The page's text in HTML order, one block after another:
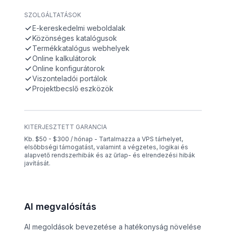
SZOLGÁLTATÁSOK
E-kereskedelmi weboldalak
Közönséges katalógusok
Termékkatalógus webhelyek
Online kalkulátorok
Online konfigurátorok
Viszonteladói portálok
Projektbecslő eszközök
KITERJESZTETT GARANCIA
Kb. $50 - $300 / hónap - Tartalmazza a VPS tárhelyet,
elsőbbségi támogatást, valamint a végzetes, logikai és
alapvető rendszerhibák és az űrlap- és elrendezési hibák
javítását.
AI megvalósítás
AI megoldások bevezetése a hatékonyság növelése